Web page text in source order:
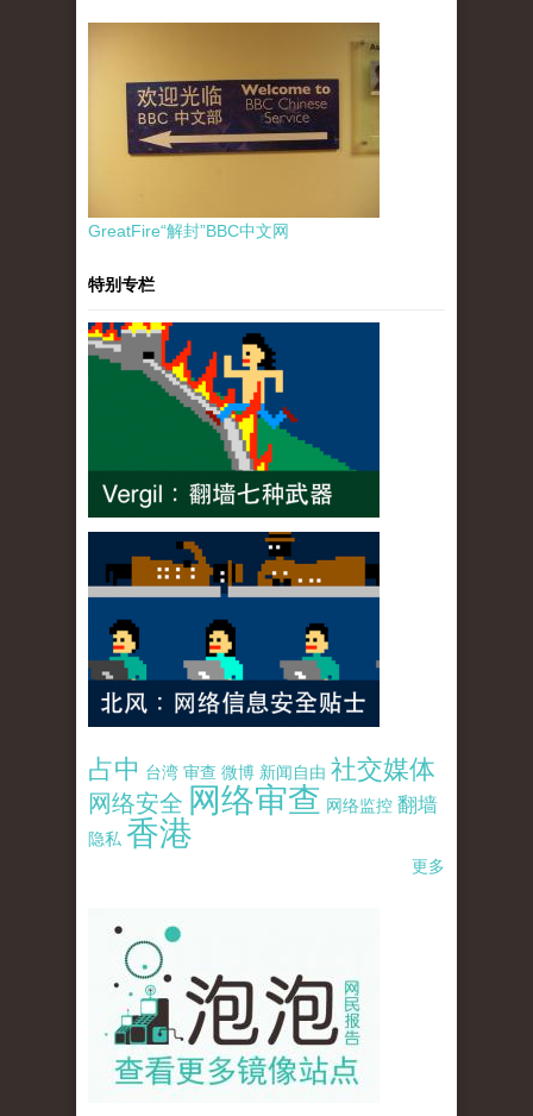
GreatFire“解封”BBC中文网
特别专栏
占中 台湾 审查 微博 新闻自由 社交媒体
网络安全 网络审查 网络监控 翻墙
隐私 香港
更多
pao-pao-banner-mirror-site-120814.jpg